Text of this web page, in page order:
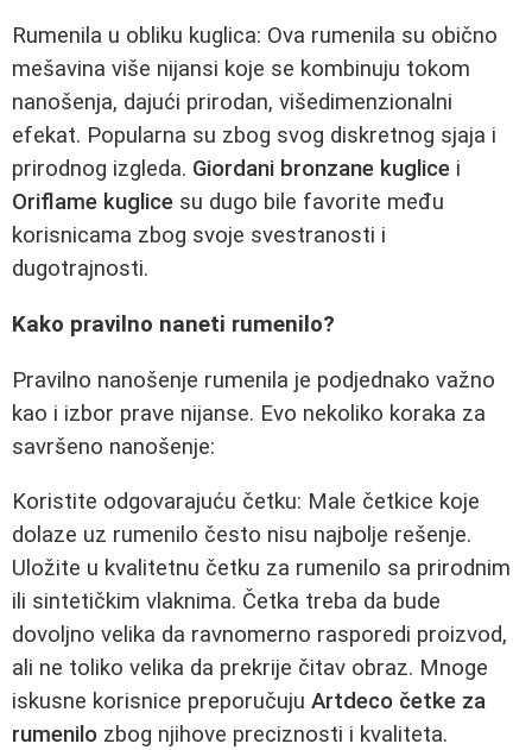
Rumenila u obliku kuglica: Ova rumenila su obično
mešavina više nijansi koje se kombinuju tokom
nanošenja, dajući prirodan, višedimenzionalni
efekat. Popularna su zbog svog diskretnog sjaja i
prirodnog izgleda. Giordani bronzane kuglice i
Oriflame kuglice su dugo bile favorite među
korisnicama zbog svoje svestranosti i
dugotrajnosti.
Kako pravilno naneti rumenilo?
Pravilno nanošenje rumenila je podjednako važno
kao i izbor prave nijanse. Evo nekoliko koraka za
savršeno nanošenje:
Koristite odgovarajuću četku: Male četkice koje
dolaze uz rumenilo često nisu najbolje rešenje.
Uložite u kvalitetnu četku za rumenilo sa prirodnim
ili sintetičkim vlaknima. Četka treba da bude
dovoljno velika da ravnomerno rasporedi proizvod,
ali ne toliko velika da prekrije čitav obraz. Mnoge
iskusne korisnice preporučuju Artdeco četke za
rumenilo zbog njihove preciznosti i kvaliteta.